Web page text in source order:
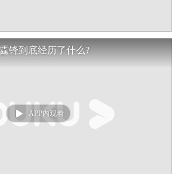
锋到底经历了什么?
APP内观看